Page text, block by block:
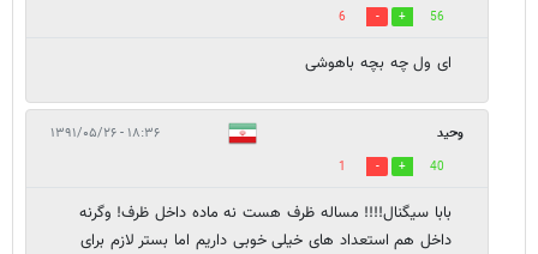
56
6
ای ول چه بچه باهوشی
وحید ۱۸:۳۶ - ۱۳۹۱/۰۵/۲۶
40
1
بابا سیگنال!!!! مساله ظرف هست نه ماده داخل ظرف! وگرنه
داخل هم استعداد های خیلی خوبی داریم اما بستر لازم برای